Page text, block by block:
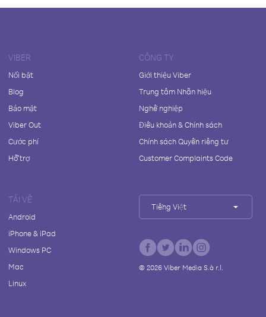
VIBER
Nổi bật
Blog
Bảo mật
Viber Out
Cước phí
Hỗ trợ
CÔNG TY
Giới thiệu Viber
Trung tâm Nhãn hiệu
Nghề nghiệp
Điều khoản & Chính sách
Chính sách Quyền riêng tư
Customer Complaints Code
TẢI VỀ
Android
iPhone & iPad
Windows PC
Mac
Linux
Tiếng Việt
© 2026Viber Media S.à r.l.